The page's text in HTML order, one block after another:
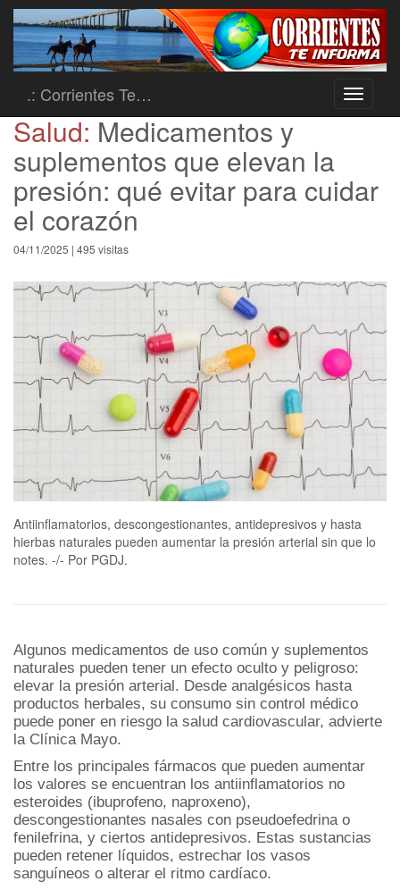
Toggle
.: Corrientes Te…
Salud: Medicamentos y
suplementos que elevan la
presión: qué evitar para cuidar
el corazón
04/11/2025 | 495 visitas
Antiinflamatorios, descongestionantes, antidepresivos y hasta
hierbas naturales pueden aumentar la presión arterial sin que lo
notes. -/- Por PGDJ.
Algunos medicamentos de uso común y suplementos
naturales pueden tener un efecto oculto y peligroso:
elevar la presión arterial. Desde analgésicos hasta
productos herbales, su consumo sin control médico
puede poner en riesgo la salud cardiovascular, advierte
la Clínica Mayo.
Entre los principales fármacos que pueden aumentar
los valores se encuentran los antiinflamatorios no
esteroides (ibuprofeno, naproxeno),
descongestionantes nasales con pseudoefedrina o
fenilefrina, y ciertos antidepresivos. Estas sustancias
pueden retener líquidos, estrechar los vasos
sanguíneos o alterar el ritmo cardíaco.